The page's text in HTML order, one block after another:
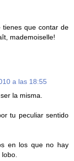
tienes que contar de
mademoiselle!
a las 18:55
la misma.
tu peculiar sentido
en los que no hay